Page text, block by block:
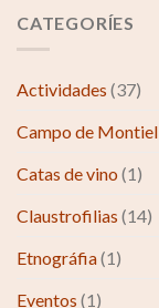
CATEGORÍES
Actividades (37)
Campo de Montiel
Catas de vino (1)
Claustrofilias (14)
Etnográfia(1)
Eventos (1)